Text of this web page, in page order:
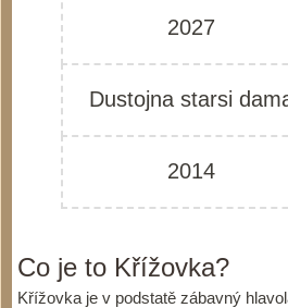
2027
Dustojna starsi
2014
Co je to Křížovka?
Křížovka je v podstatě zábavný